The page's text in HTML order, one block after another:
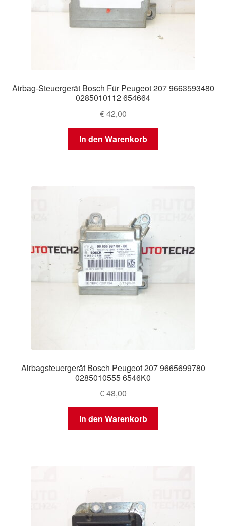
Airbag-Steuergerät Bosch Für Peugeot 207 9663593480
0285010112 654664
€42,00
In den Warenkorb
Airbagsteuergerät Bosch Peugeot 207 9665699780
0285010555 6546K0
€48,00
In den Warenkorb